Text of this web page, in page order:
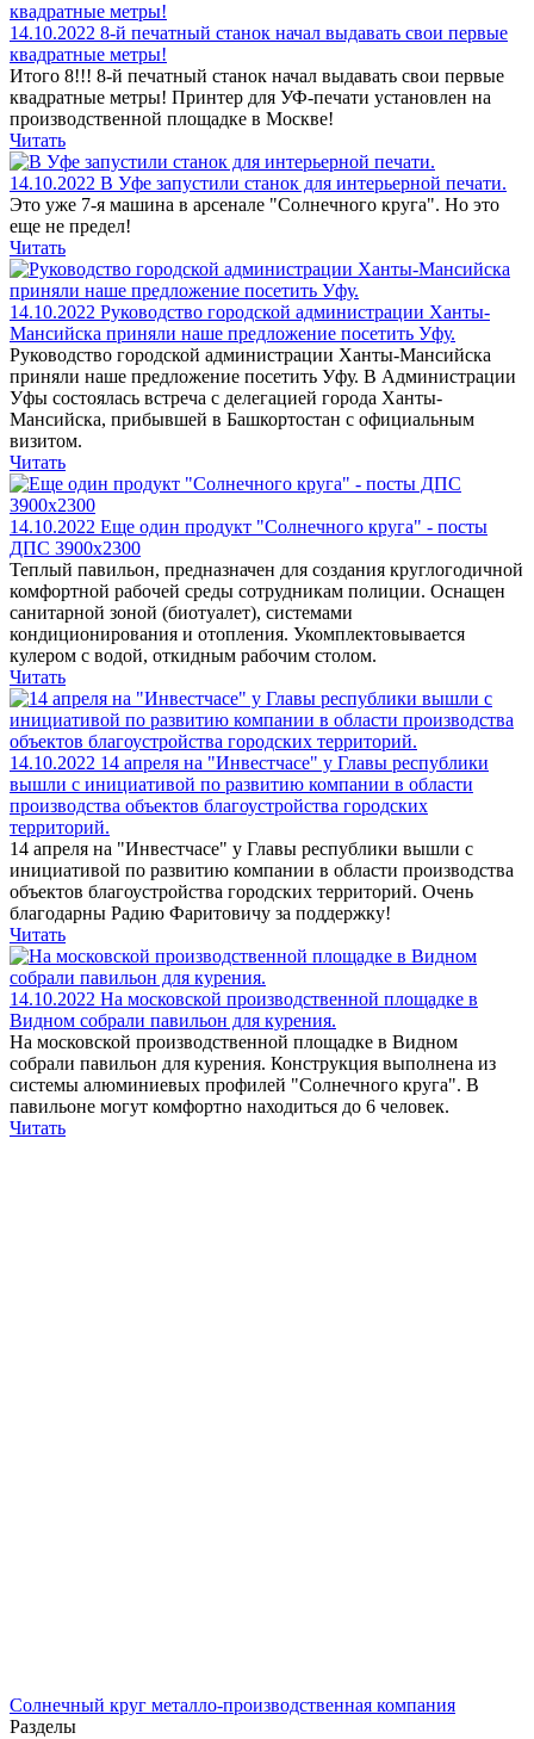
14.10.2022 8-й печатный станок начал выдавать свои первые
квадратные метры!
Итого 8!!! 8-й печатный станок начал выдавать свои первые
квадратные метры! Принтер для УФ-печати установлен на
производственной площадке в Москве!
Читать
14.10.2022 В Уфе запустили станок для интерьерной печати.
Это уже 7-я машина в арсенале "Солнечного круга". Но это
еще не предел!
Читать
14.10.2022 Руководство городской администрации Ханты-
Мансийска приняли наше предложение посетить Уфу.
Руководство городской администрации Ханты-Мансийска
приняли наше предложение посетить Уфу. В Администрации
Уфы состоялась встреча с делегацией города Ханты-
Мансийска, прибывшей в Башкортостан с официальным
визитом.
Читать
14.10.2022 Еще один продукт "Солнечного круга" - посты
ДПС 3900х2300
Теплый павильон, предназначен для создания круглогодичной
комфортной рабочей среды сотрудникам полиции. Оснащен
санитарной зоной (биотуалет), системами
кондиционирования и отопления. Укомплектовывается
кулером с водой, откидным рабочим столом.
Читать
14.10.2022 14 апреля на "Инвестчасе" у Главы республики
вышли с инициативой по развитию компании в области
производства объектов благоустройства городских
территорий.
14 апреля на "Инвестчасе" у Главы республики вышли с
инициативой по развитию компании в области производства
объектов благоустройства городских территорий. Очень
благодарны Радию Фаритовичу за поддержку!
Читать
14.10.2022 На московской производственной площадке в
Видном собрали павильон для курения.
На московской производственной площадке в Видном
собрали павильон для курения. Конструкция выполнена из
системы алюминиевых профилей "Солнечного круга". В
павильоне могут комфортно находиться до 6 человек.
Читать
Солнечный круг металло-производственная компания
Разделы